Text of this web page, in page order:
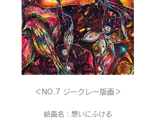
＜NO.7 ジークレー版画＞
絵画名：想いにふける